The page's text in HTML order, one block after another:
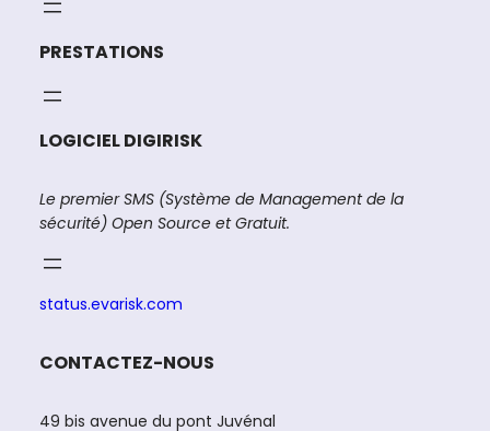
PRESTATIONS
LOGICIEL DIGIRISK
Le premier SMS (Système de Management de la
sécurité) Open Source et Gratuit.
status.evarisk.com
CONTACTEZ-NOUS
49 bis avenue du pont Juvénal